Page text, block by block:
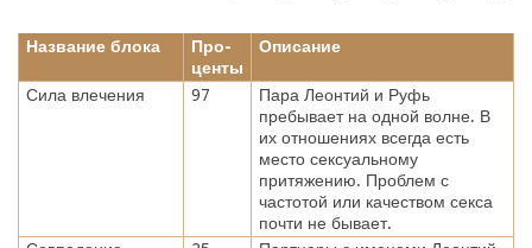
Название блока
Про-
центы
Описание
Сила влечения 97
Пара Леонтий и Руфь
пребывает на одной волне. В
их отношениях всегда есть
место сексуальному
притяжению. Проблем с
частотой или качеством секса
почти не бывает.